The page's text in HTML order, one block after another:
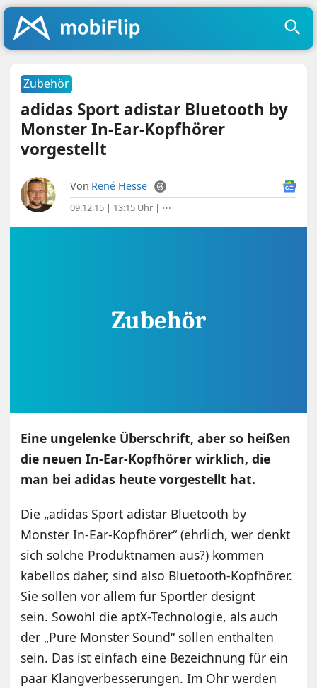
Zubehör
adidas Sport adistar Bluetooth by
Monster In-Ear-Kopfhörer
vorgestellt
Von René Hesse
09.12.15 | 13:15 Uhr | ⋯
Eine ungelenke Überschrift, aber so heißen
die neuen In-Ear-Kopfhörer wirklich, die
man bei adidas heute vorgestellt hat.
Die „adidas Sport adistar Bluetooth by
Monster In-Ear-Kopfhörer“ (ehrlich, wer denkt
sich solche Produktnamen aus?) kommen
kabellos daher, sind also Bluetooth-Kopfhörer.
Sie sollen vor allem für Sportler designt
sein. Sowohl die aptX-Technologie, als auch
der „Pure Monster Sound“ sollen enthalten
sein. Das ist einfach eine Bezeichnung für ein
paar Klangverbesserungen. Im Ohr werden